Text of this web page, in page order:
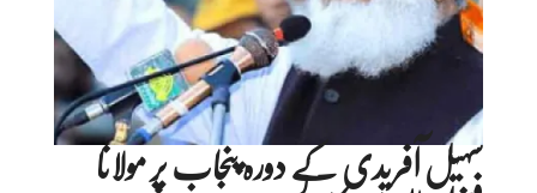
سہیل آفریدی کے دورہ پنجاب پر مولانا